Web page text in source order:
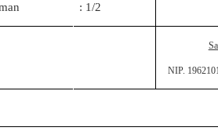
: 1/2
NIP.